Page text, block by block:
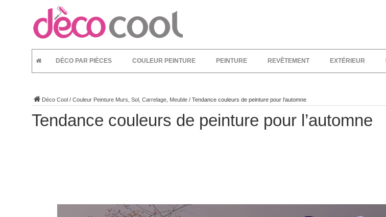
DÉCO PAR PIÈCES COULEUR PEINTURE PEINTURE REVÊTEMENT EXTÉRIEUR
Déco Cool / Couleur Peinture Murs, Sol, Carrelage, Meuble / Tendance couleurs de peinture pour l’automne
Tendance couleurs de peinture pour l’automne